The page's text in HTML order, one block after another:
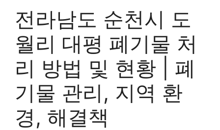
전라남도 순천시 도
월리 대평 폐기물 처
리 방법 및 현황 | 폐
기물 관리, 지역 환
경, 해결책